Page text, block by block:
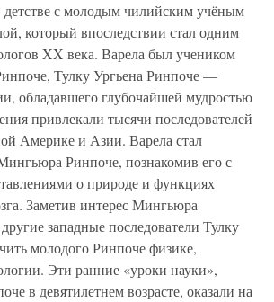
детстве с молодым чилийским учёным
который впоследствии стал одним
XX века. Варела был учеником
Тулку Ургьена Ринпоче —
обладавшего глубочайшей мудростью
привлекали тысячи последователей
Америке и Азии. Варела стал
Ринпоче, познакомив его с
о природе и функциях
Заметив интерес Мингьюра
западные последователи Тулку
молодого Ринпоче физике,
Эти ранние «уроки науки»,
в девятилетнем возрасте, оказали на